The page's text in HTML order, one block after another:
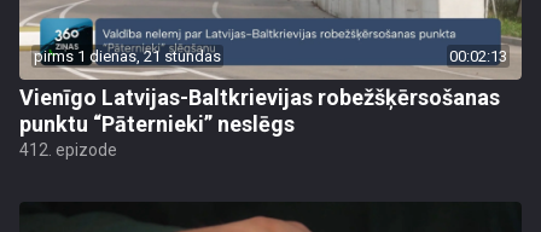
pirms 1 dienas, 21 stundas 00:02:13
Vienīgo Latvijas-Baltkrievijas robežšķērsošanas
punktu “Pāternieki” neslēgs
412. epizode